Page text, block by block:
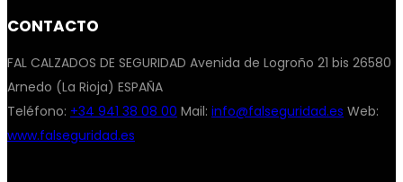
CONTACTO
FAL CALZADOS DE SEGURIDAD Avenida de Logroño 21 bis 26580
Arnedo (La Rioja) ESPAÑA
Teléfono: +34 941 38 08 00 Mail: info@falseguridad.es Web:
www.falseguridad.es